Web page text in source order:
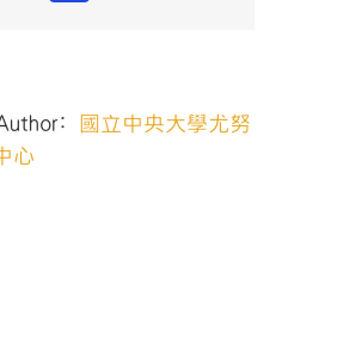
程〉
中
國立中央大學尤努
心